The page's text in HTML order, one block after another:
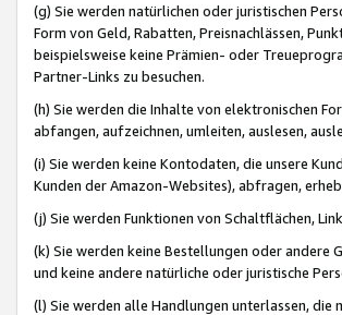
(g) Sie werden natürlichen oder juristischen
Form von Geld, Rabatten, Preisnachlässen,
beispielsweise keine Prämien- oder
Partner-Links zu besuchen.
(h) Sie werden die Inhalte von elektronischen
abfangen, aufzeichnen, umleiten, auslesen,
(i) Sie werden keine Kontodaten, die unsere
Kunden der Amazon-Websites), abfragen,
(j) Sie werden Funktionen von Schaltflächen,
(k) Sie werden keine Bestellungen oder andere
und keine andere natürliche oder juristische
(l) Sie werden alle Handlungen unterlassen, die